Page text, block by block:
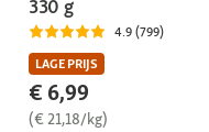
330 g
4.9 (799)
LAGE PRIJS
€ 6,99
(€ 21,18/kg)